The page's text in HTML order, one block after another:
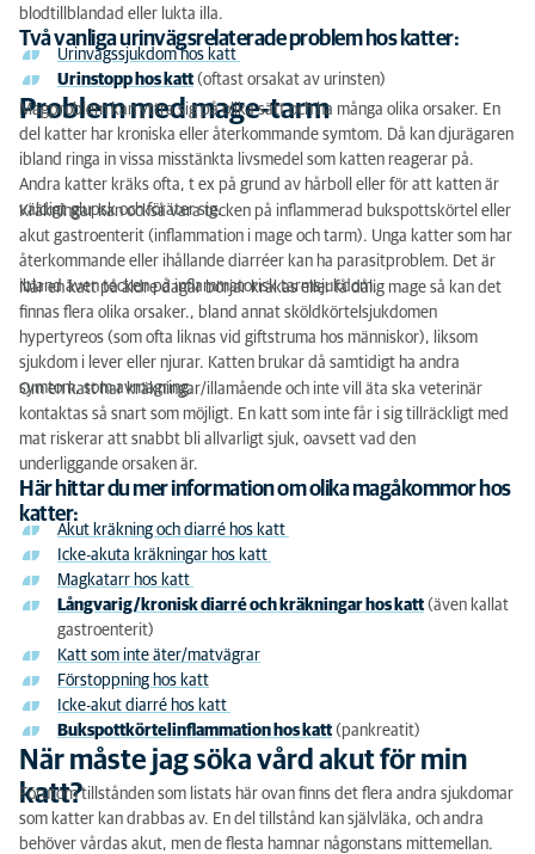
blodtillblandad eller lukta illa.
Två vanliga urinvägsrelaterade problem hos katter:
Urinvägssjukdom hos katt
Urinstopp hos katt (oftast orsakat av urinsten)
Problem med mage-tarm
Magproblem kan yttra sig på olika sätt och ha många olika orsaker. En
del katter har kroniska eller återkommande symtom. Då kan djurägaren
ibland ringa in vissa misstänkta livsmedel som katten reagerar på.
Andra katter kräks ofta, t ex på grund av hårboll eller för att katten är
väldigt glupsk och föräter sig.
Kräkningar kan också vara tecken på inflammerad bukspottskörtel eller
akut gastroenterit (inflammation i mage och tarm). Unga katter som har
återkommande eller ihållande diarréer kan ha parasitproblem. Det är
ibland även tecken på inflammatorisk tarmsjukdom.
När en katt på äldre dagar börjar kräkas eller få dålig mage så kan det
finnas flera olika orsaker., bland annat sköldkörtelsjukdomen
hypertyreos (som ofta liknas vid giftstruma hos människor), liksom
sjukdom i lever eller njurar. Katten brukar då samtidigt ha andra
symtom, som avmagring.
Om en katt har kräkningar/illamående och inte vill äta ska veterinär
kontaktas så snart som möjligt. En katt som inte får i sig tillräckligt med
mat riskerar att snabbt bli allvarligt sjuk, oavsett vad den
underliggande orsaken är.
Här hittar du mer information om olika magåkommor hos
katter:
Akut kräkning och diarré hos katt
Icke-akuta kräkningar hos katt
Magkatarr hos katt
Långvarig/kronisk diarré och kräkningar hos katt (även kallat
gastroenterit)
Katt som inte äter/matvägrar
Förstoppning hos katt
Icke-akut diarré hos katt
Bukspottkörtelinflammation hos katt (pankreatit)
När måste jag söka vård akut för min
katt?
Förutom tillstånden som listats här ovan finns det flera andra sjukdomar
som katter kan drabbas av. En del tillstånd kan självläka, och andra
behöver vårdas akut, men de flesta hamnar någonstans mittemellan.